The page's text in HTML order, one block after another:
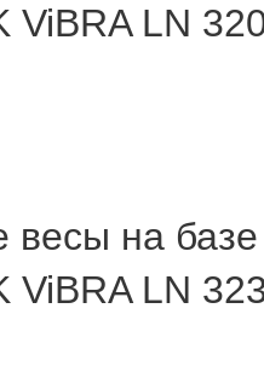
ViBRA LN
на базе
ViBRA LN